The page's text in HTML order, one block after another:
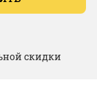
скидки